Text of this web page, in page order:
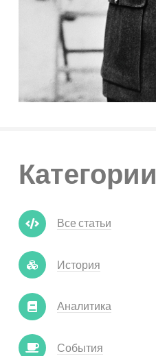
Категории
Все статьи
История
Аналитика
События